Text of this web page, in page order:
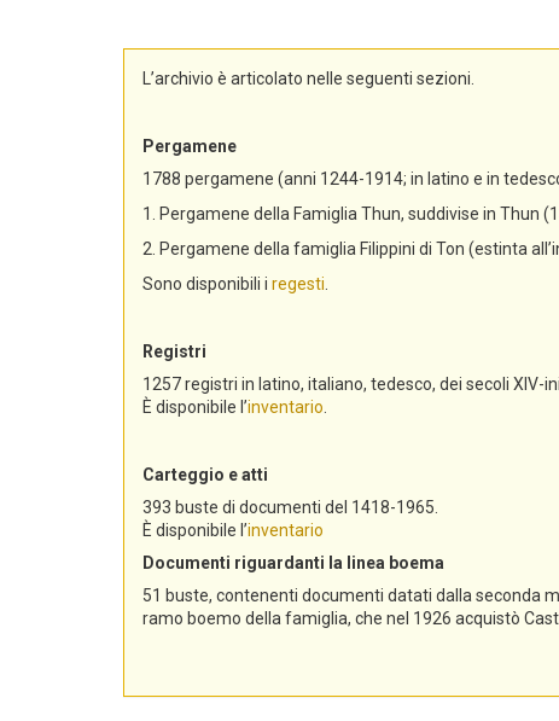
L’archivio è articolato nelle seguenti sezioni.
Pergamene
1788 pergamene (anni 1244-1914; in latino e in
1. Pergamene della Famiglia Thun, suddivise in Thun
2. Pergamene della famiglia Filippini di Ton (estinta
Sono disponibili i regesti
Registri
1257 registri in latino, italiano, tedesco, dei secoli XIV-
È disponibile l’inventario
Carteggio e atti
393 buste di documenti del 1418-1965.
È disponibile l’inventario
Documenti riguardanti la linea boema
51 buste, contenenti documenti datati dalla seconda
ramo boemo della famiglia, che nel 1926 acquistò